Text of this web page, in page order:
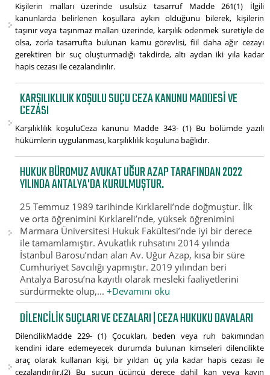
Kişilerin malları üzerinde usulsüz tasarruf Madde 261(1) İlgili
kanunlarda belirlenen koşullara aykırı olduğunu bilerek, kişilerin
taşınır veya taşınmaz malları üzerinde, karşılık ödenmek suretiyle de
olsa, zorla tasarrufta bulunan kamu görevlisi, fiil daha ağır cezayı
gerektiren bir suç oluşturmadığı takdirde, altı aydan iki yıla kadar
hapis cezası ile cezalandırılır.
KARŞILIKLILIK KOŞULU SUÇU CEZA KANUNU MADDESI VE
CEZASI
Karşılıklılık koşuluCeza kanunu Madde 343- (1) Bu bölümde yazılı
hükümlerin uygulanması, karşılıklılık koşuluna bağlıdır.
HUKUK BÜROMUZ AVUKAT UĞUR AZAP TARAFINDAN 2022
YILINDA ANTALYA'DA KURULMUŞTUR.
25 Temmuz 1989 tarihinde Kırklareli’nde doğmuştur. İlk
ve orta öğrenimini Kırklareli’nde, yüksek öğrenimini
Marmara Üniversitesi Hukuk Fakültesi’nde iyi bir derece
ile tamamlamıştır. Avukatlık ruhsatını 2014 yılında
İstanbul Barosu’ndan alan Av. Uğur Azap, kısa bir süre
Cumhuriyet Savcılığı yapmıştır. 2019 yılından beri
Antalya Barosu’na kayıtlı olarak mesleki faaliyetlerini
sürdürmekte olup,...+Devamını oku
DILENCILIK SUÇLARI VE CEZALARI | CEZA HUKUKU DAVALARI
DilencilikMadde 229- (1) Çocukları, beden veya ruh bakımından
kendini idare edemeyecek durumda bulunan kimseleri dilencilikte
araç olarak kullanan kişi, bir yıldan üç yıla kadar hapis cezası ile
cezalandırılır.(2) Bu suçun üçüncü derece dahil kan veya kayın